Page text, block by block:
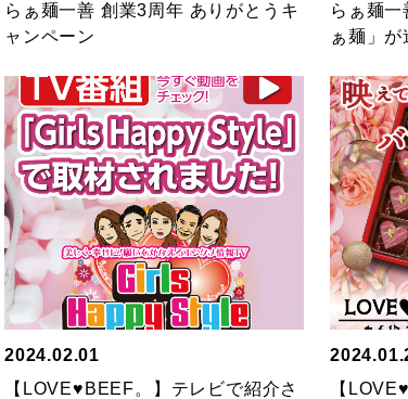
らぁ麺一善 創業3周年 ありがとうキ
ャンペーン
らぁ麺
ぁ麺」が
2024.02.01
【LOVE♥BEEF。】テレビで紹介さ
【